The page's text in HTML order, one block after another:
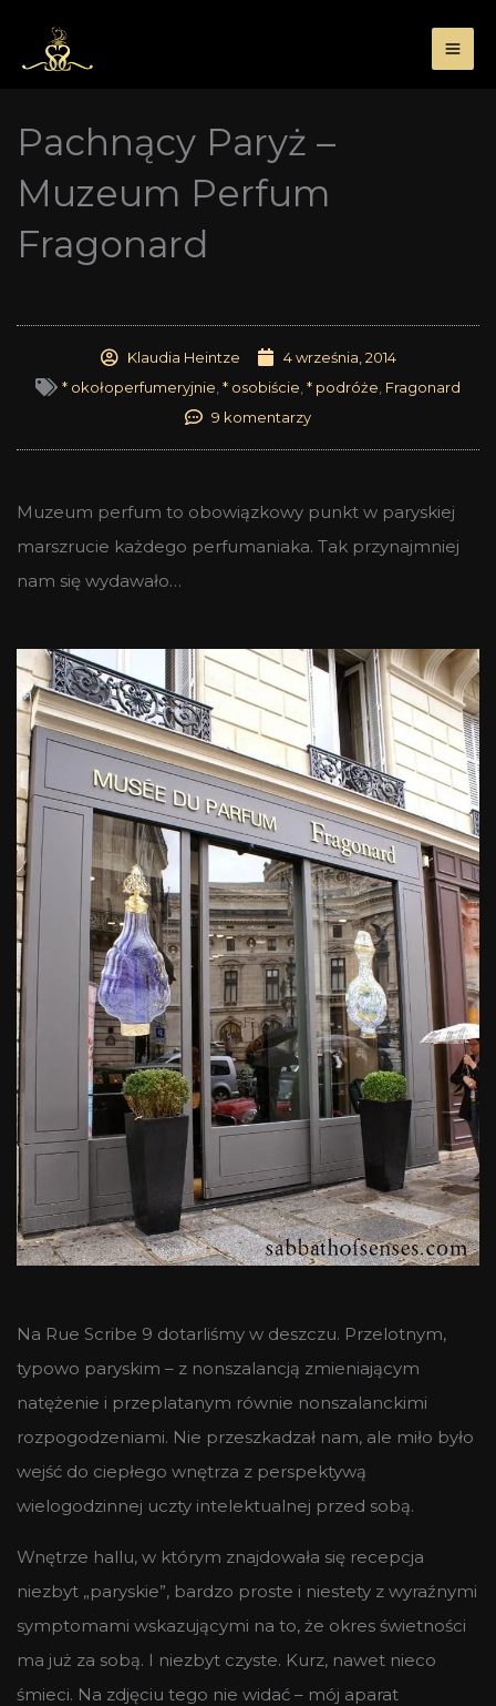
treści
Pachnący Paryż –
Muzeum Perfum
Fragonard
Klaudia Heintze
4 września, 2014
* okołoperfumeryjnie * osobiście * podróże Fragonard
9 komentarzy
Muzeum perfum to obowiązkowy punkt w paryskiej
marszrucie każdego perfumaniaka. Tak przynajmniej
nam się wydawało…
Na Rue Scribe 9 dotarliśmy w deszczu. Przelotnym,
typowo paryskim – z nonszalancją zmieniającym
natężenie i przeplatanym równie nonszalanckimi
rozpogodzeniami. Nie przeszkadzał nam, ale miło było
wejść do ciepłego wnętrza z perspektywą
wielogodzinnej uczty intelektualnej przed sobą.
Wnętrze hallu, w którym znajdowała się recepcja
niezbyt „paryskie”, bardzo proste i niestety z wyraźnymi
symptomami wskazującymi na to, że okres świetności
ma już za sobą. I niezbyt czyste. Kurz, nawet nieco
śmieci. Na zdjęciu tego nie widać – mój aparat